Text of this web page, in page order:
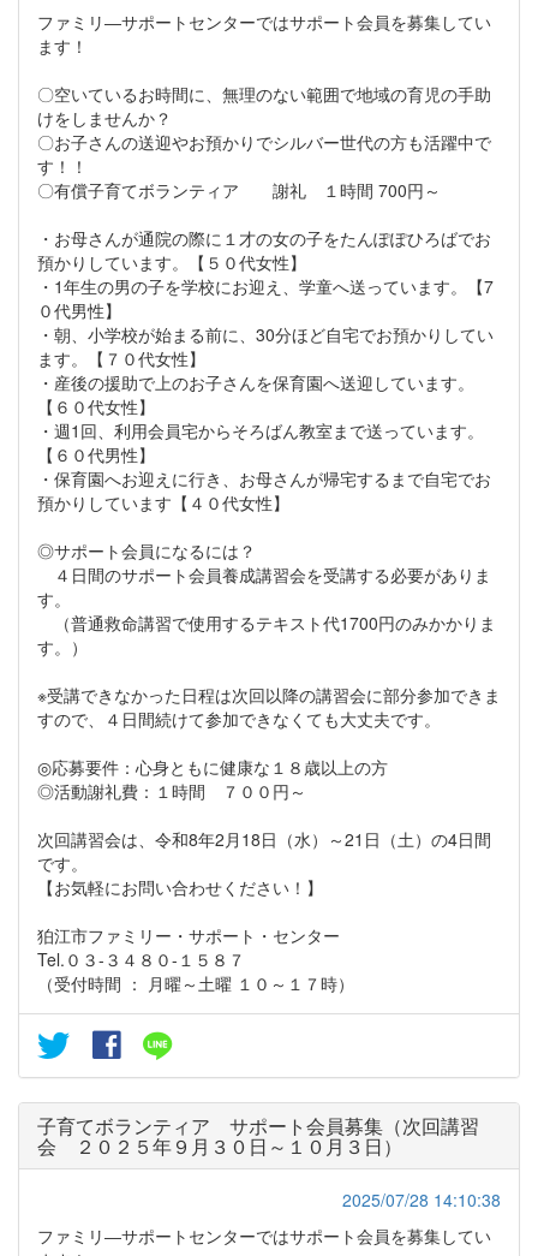
ファミリ―サポートセンターではサポート会員を募集してい
ます！
〇空いているお時間に、無理のない範囲で地域の育児の手助
けをしませんか？
〇お子さんの送迎やお預かりでシルバー世代の方も活躍中で
す！！
〇有償子育てボランティア 謝礼 １時間 700円～
・お母さんが通院の際に１才の女の子をたんぽぽひろばでお
預かりしています。【５０代女性】
・1年生の男の子を学校にお迎え、学童へ送っています。【7
０代男性】
・朝、小学校が始まる前に、30分ほど自宅でお預かりしてい
ます。【７０代女性】
・産後の援助で上のお子さんを保育園へ送迎しています。
【６０代女性】
・週1回、利用会員宅からそろばん教室まで送っています。
【６０代男性】
・保育園へお迎えに行き、お母さんが帰宅するまで自宅でお
預かりしています【４０代女性】
◎サポート会員になるには？
４日間のサポート会員養成講習会を受講する必要がありま
す。
（普通救命講習で使用するテキスト代1700円のみかかりま
す。）
※受講できなかった日程は次回以降の講習会に部分参加できま
すので、４日間続けて参加できなくても大丈夫です。
◎応募要件：心身ともに健康な１８歳以上の方
◎活動謝礼費：１時間 ７００円～
次回講習会は、令和8年2月18日（水）～21日（土）の4日間
です。
【お気軽にお問い合わせください！】
狛江市ファミリー・サポート・センター
Tel.０３-３４８０-１５８７
（受付時間 ： 月曜～土曜 １０～１７時）
子育てボランティア サポート会員募集（次回講習
会 ２０２５年９月３０日～１０月３日）
2025/07/28 14:10:38
ファミリ―サポートセンターではサポート会員を募集してい